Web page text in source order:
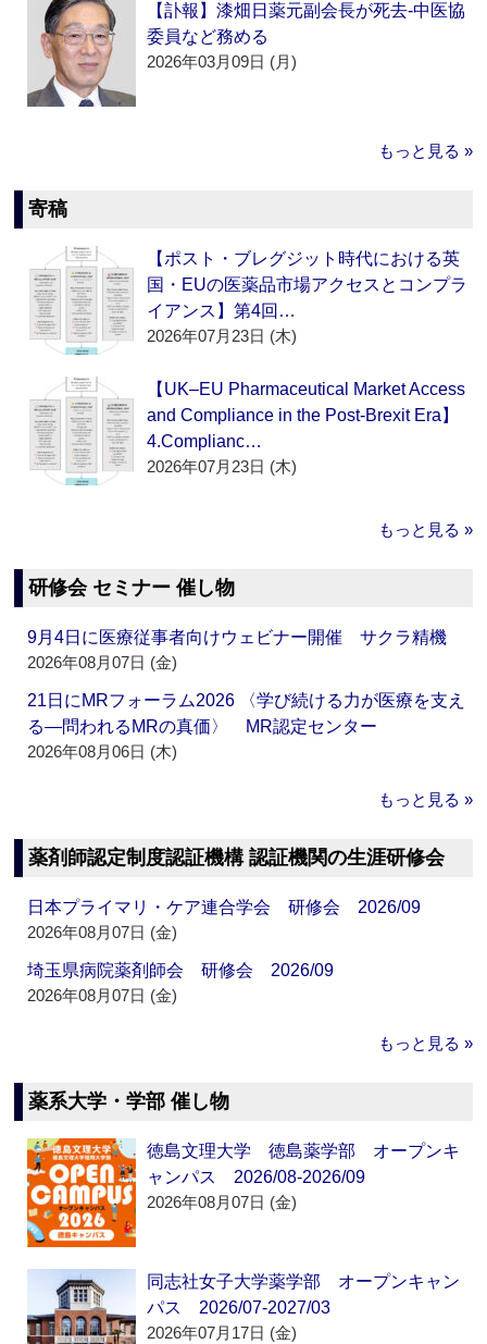
【訃報】漆畑日薬元副会長が死去‐中医協
委員など務める
2026年03月09日 (月)
もっと見る »
寄稿
【ポスト・ブレグジット時代における英
国・EUの医薬品市場アクセスとコンプラ
イアンス】第4回…
2026年07月23日 (木)
【UK–EU Pharmaceutical Market Access
and Compliance in the Post-Brexit Era】
4.Complianc…
2026年07月23日 (木)
もっと見る »
研修会 セミナー 催し物
9月4日に医療従事者向けウェビナー開催 サクラ精機
2026年08月07日 (金)
21日にMRフォーラム2026 〈学び続ける力が医療を支え
る―問われるMRの真価〉 MR認定センター
2026年08月06日 (木)
もっと見る »
薬剤師認定制度認証機構 認証機関の生涯研修会
日本プライマリ・ケア連合学会 研修会 2026/09
2026年08月07日 (金)
埼玉県病院薬剤師会 研修会 2026/09
2026年08月07日 (金)
もっと見る »
薬系大学・学部 催し物
徳島文理大学 徳島薬学部 オープンキ
ャンパス 2026/08-2026/09
2026年08月07日 (金)
同志社女子大学薬学部 オープンキャン
パス 2026/07-2027/03
2026年07月17日 (金)